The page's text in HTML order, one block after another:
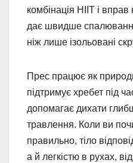
комбінація HIIT і вправ
дає швидше
ніж лише ізольовані
Прес працює як
підтримує хребет під
допомагає дихати
травлення. Коли ви
правильно, тіло
а й легкістю в рухах,